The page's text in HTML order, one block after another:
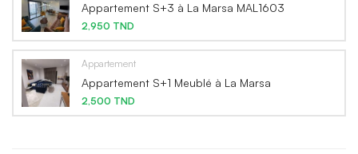
Appartement S+3 à La Marsa MAL1603
2,950 TND
Appartement
Appartement S+1 Meublé à La Marsa
2,500 TND